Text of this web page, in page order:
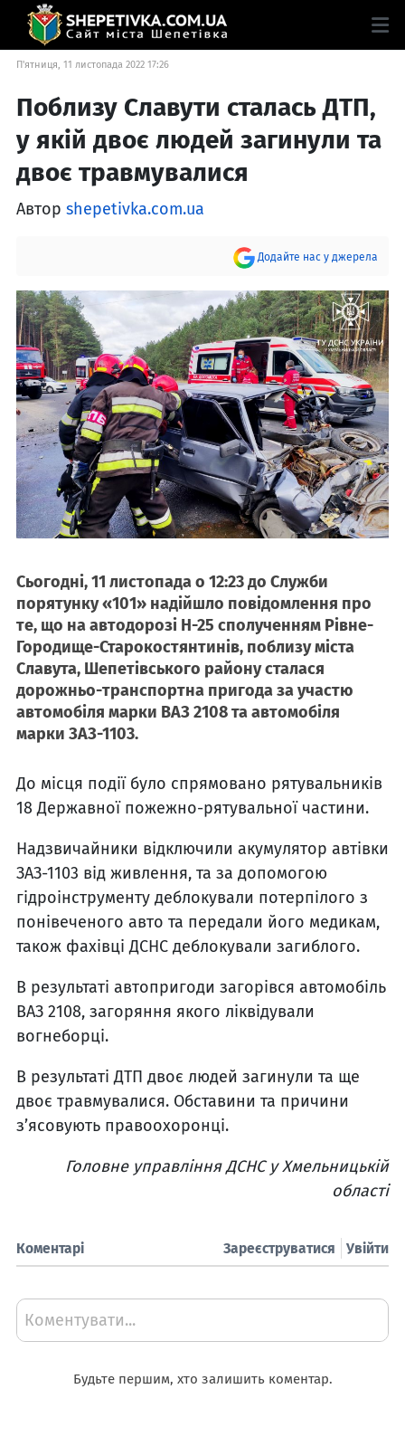
П'ятниця, 11 листопада 2022 17:26
Поблизу Славути сталась ДТП,
у якій двоє людей загинули та
двоє травмувалися
Автор shepetivka.com.ua
Додайте нас у джерела
Сьогодні, 11 листопада о 12:23 до Служби
порятунку «101» надійшло повідомлення про
те, що на автодорозі H-25 сполученням Рівне-
Городище-Старокостянтинів, поблизу міста
Славута, Шепетівського району сталася
дорожньо-транспортна пригода за участю
автомобіля марки ВАЗ 2108 та автомобіля
марки ЗАЗ-1103.
До місця події було спрямовано рятувальників
18 Державної пожежно-рятувальної частини.
Надзвичайники відключили акумулятор автівки
ЗАЗ-1103 від живлення, та за допомогою
гідроінструменту деблокували потерпілого з
понівеченого авто та передали його медикам,
також фахівці ДСНС деблокували загиблого.
В результаті автопригоди загорівся автомобіль
ВАЗ 2108, загоряння якого ліквідували
вогнеборці.
В результаті ДТП двоє людей загинули та ще
двоє травмувалися. Обставини та причини
з’ясовують правоохоронці.
Головне управління ДСНС у Хмельницькій
області
Коментарі Увійти
Зареєструватися
Коментувати...
Будьте першим, хто залишить коментар.